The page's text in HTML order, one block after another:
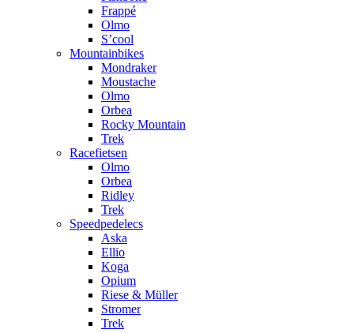
Frappé
Olmo
S’cool
Mountainbikes
Mondraker
Moustache
Olmo
Orbea
Rocky Mountain
Trek
Racefietsen
Olmo
Orbea
Ridley
Trek
Speedpedelecs
Aska
Ellio
Koga
Opium
Riese & Müller
Stromer
Trek